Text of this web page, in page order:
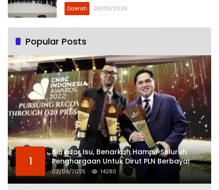
Daerah 08/05/2026
Popular Posts
1
Beredar Isu, Benarkah Hampir Seluruh
Penghargaan Untuk Dirut PLN Berbayar
02/04/2025 14280